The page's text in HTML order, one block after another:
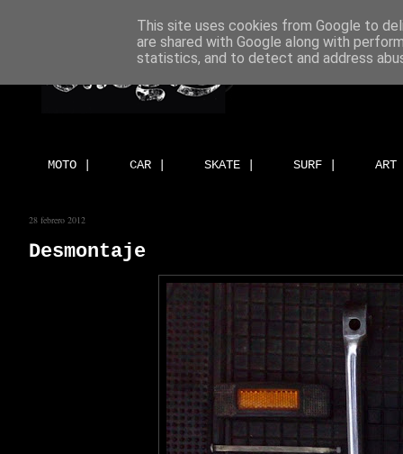
MOTO | CAR | SKATE | SURF |
28 febrero 2012
Desmontaje
This site uses cookies from Google to
are shared with Google along with
statistics, and to detect and address